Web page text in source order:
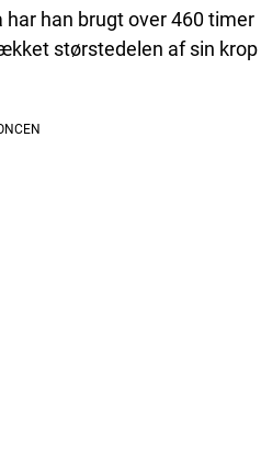
han brugt over 460 timer
størstedelen af sin krop